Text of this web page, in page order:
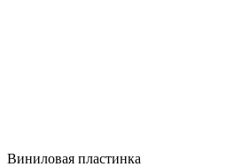
Виниловая пластинка